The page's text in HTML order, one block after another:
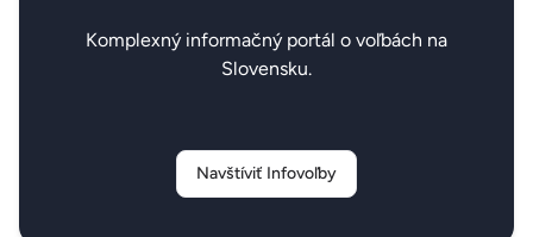
Komplexný informačný portál o voľbách na
Slovensku.
Navštíviť Infovoľby